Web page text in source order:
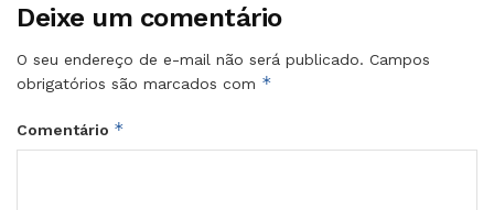
Deixe um comentário
O seu endereço de e-mail não será publicado. Campos
obrigatórios são marcados com *
Comentário *